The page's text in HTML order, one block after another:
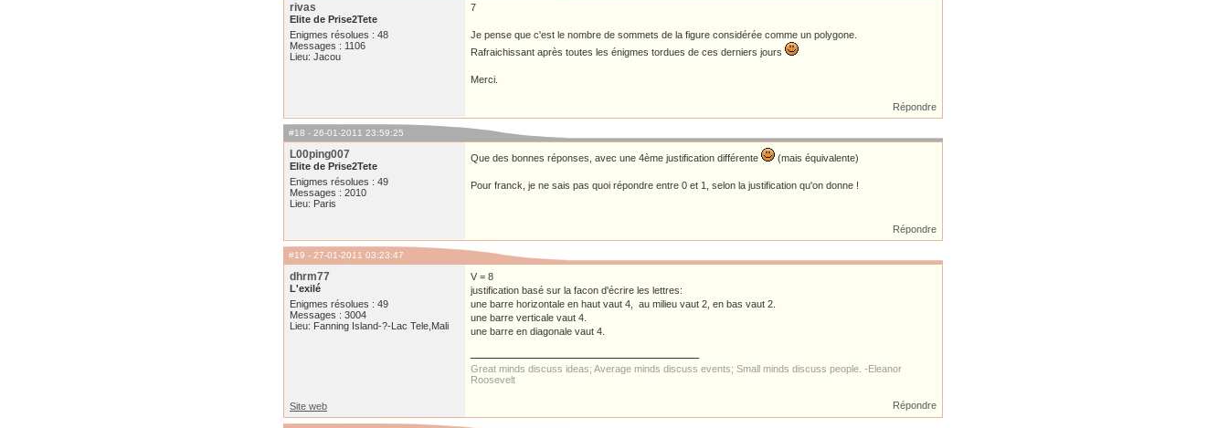
rivas
Elite de Prise2Tete
Enigmes résolues : 48
Messages : 1106
Lieu: Jacou
7
Je pense que c'est le nombre de sommets de la figure considérée comme un polygone.
Rafraichissant après toutes les énigmes tordues de ces derniers jours
Merci.
Répondre
#18 - 26-01-2011 23:59:25
L00ping007
Elite de Prise2Tete
Enigmes résolues : 49
Messages : 2010
Lieu: Paris
Que des bonnes réponses, avec une 4ème justification différente (mais équivalente)
Pour franck, je ne sais pas quoi répondre entre 0 et 1, selon la justification qu'on donne !
Répondre
#19 - 27-01-2011 03:23:47
dhrm77
L'exilé
Enigmes résolues : 49
Messages : 3004
Lieu: Fanning Island-?-Lac Tele,Mali
V = 8
justification basé sur la facon d'écrire les lettres:
une barre horizontale en haut vaut 4, au milieu vaut 2, en bas vaut 2.
une barre verticale vaut 4.
une barre en diagonale vaut 4.
Great minds discuss ideas; Average minds discuss events; Small minds discuss people. -Eleanor
Roosevelt
Site web Répondre